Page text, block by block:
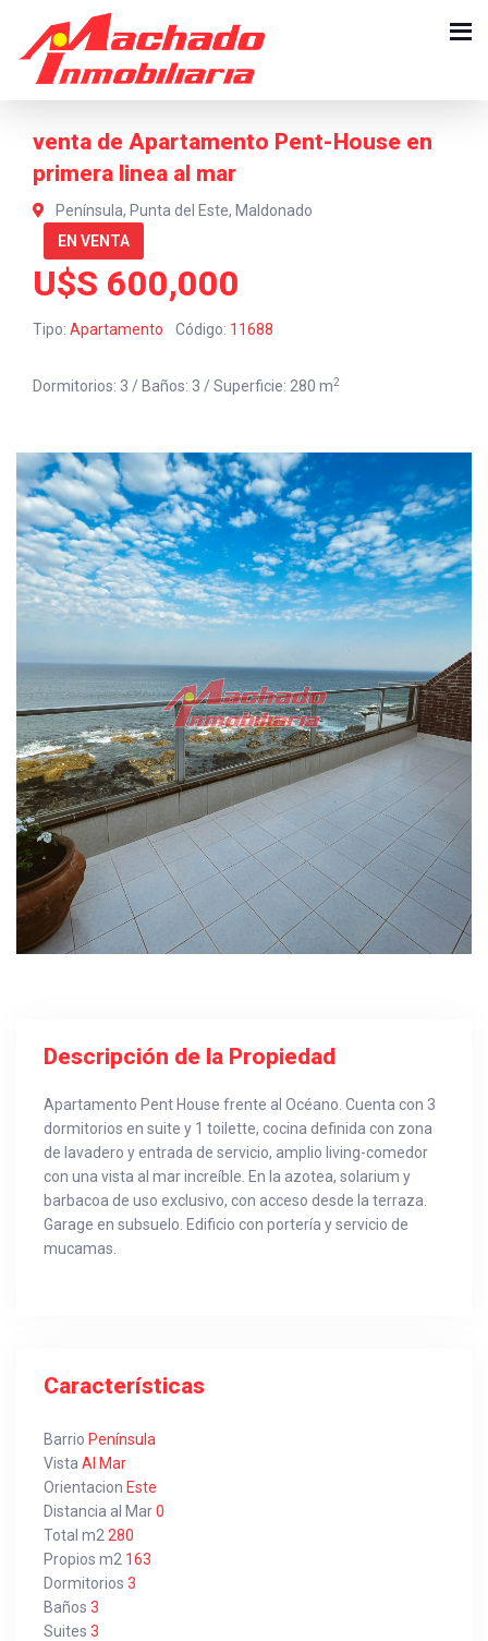
venta de Apartamento Pent-House en
primera linea al mar
Península, Punta del Este, Maldonado
EN VENTA
U$S 600,000
Tipo: Apartamento Código: 11688
Dormitorios: 3 / Baños: 3 / Superficie: 280 m2
Descripción de la Propiedad
Apartamento Pent House frente al Océano. Cuenta con 3
dormitorios en suite y 1 toilette, cocina definida con zona
de lavadero y entrada de servicio, amplio living-comedor
con una vista al mar increíble. En la azotea, solarium y
barbacoa de uso exclusivo, con acceso desde la terraza.
Garage en subsuelo. Edificio con portería y servicio de
mucamas.
Características
Barrio Península
Vista Al Mar
Orientacion Este
Distancia al Mar0
Total m2 280
Propios m2 163
Dormitorios 3
Baños 3
Suites 3